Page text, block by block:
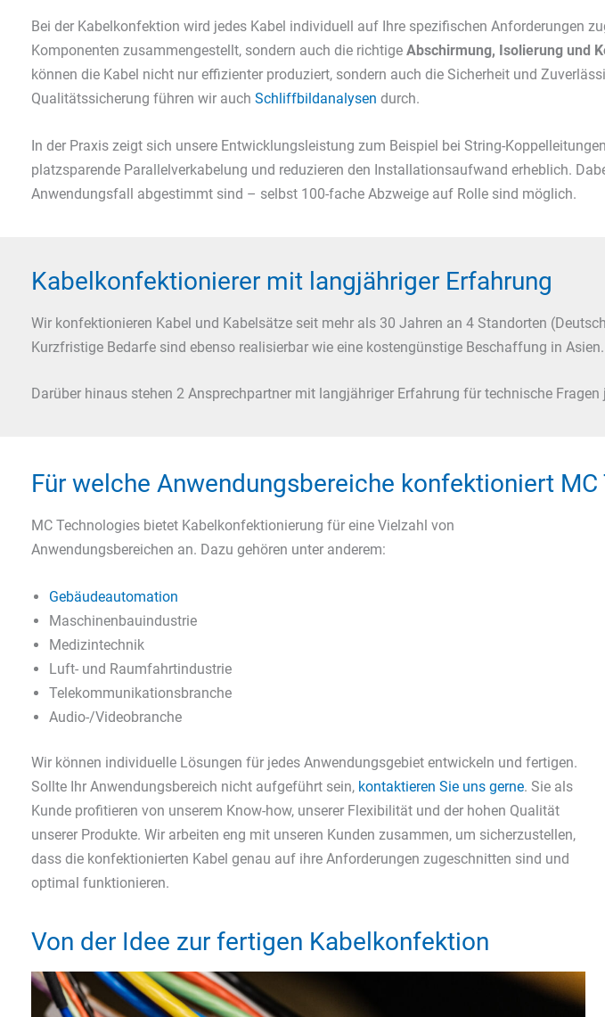
Bei der Kabelkonfektion wird jedes Kabel individuell auf Ihre spezifischen Anforderungen
Komponenten zusammengestellt, sondern auch die richtige Abschirmung, Isolierung und
können die Kabel nicht nur effizienter produziert, sondern auch die Sicherheit und
Qualitätssicherung führen wir auch Schliffbildanalysen durch.
In der Praxis zeigt sich unsere Entwicklungsleistung zum Beispiel bei String-
platzsparende Parallelverkabelung und reduzieren den Installationsaufwand erheblich.
Anwendungsfall abgestimmt sind – selbst 100-fache Abzweige auf Rolle sind möglich.
Kabelkonfektionierer mit langjähriger Erfahrung
Wir konfektionieren Kabel und Kabelsätze seit mehr als 30 Jahren an 4 Standorten
Kurzfristige Bedarfe sind ebenso realisierbar wie eine kostengünstige Beschaffung in Asien.
Darüber hinaus stehen 2 Ansprechpartner mit langjähriger Erfahrung für technische Fragen
Für welche Anwendungsbereiche konfektioniert MC
MC Technologies bietet Kabelkonfektionierung für eine Vielzahl von
Anwendungsbereichen an. Dazu gehören unter anderem:
Gebäudeautomation
Maschinenbauindustrie
Medizintechnik
Luft- und Raumfahrtindustrie
Telekommunikationsbranche
Audio-/Videobranche
Wir können individuelle Lösungen für jedes Anwendungsgebiet entwickeln und fertigen.
Sollte Ihr Anwendungsbereich nicht aufgeführt sein, kontaktieren Sie uns gerne. Sie als
Kunde profitieren von unserem Know-how, unserer Flexibilität und der hohen Qualität
unserer Produkte. Wir arbeiten eng mit unseren Kunden zusammen, um sicherzustellen,
dass die konfektionierten Kabel genau auf ihre Anforderungen zugeschnitten sind und
optimal funktionieren.
Von der Idee zur fertigen Kabelkonfektion